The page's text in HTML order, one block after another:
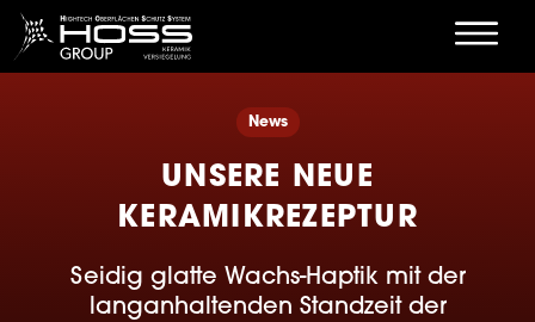
News
UNSERE NEUE
KERAMIKREZEPTUR
Seidig glatte Wachs-Haptik mit der
langanhaltenden Standzeit der